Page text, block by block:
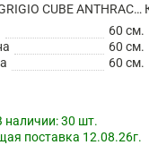
КАШПО GRIGIO CUBE ANTHRACITE
60 см.
60 см.
60 см.
наличии:30 шт.
поставка 12.08.26г.